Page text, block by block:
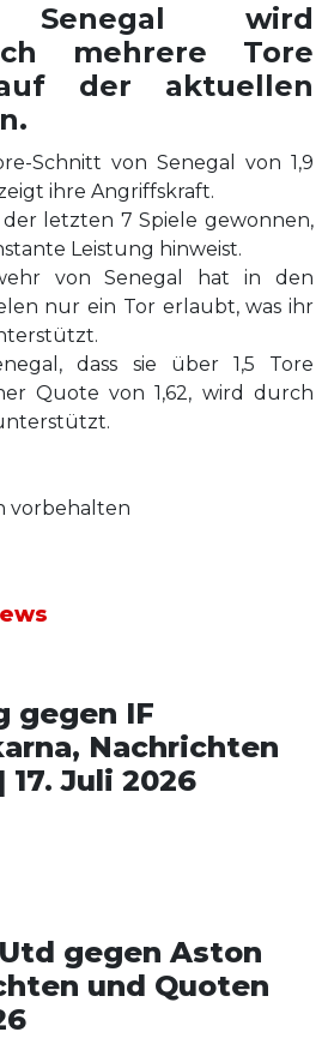
wird
mehrere Tore
der aktuellen
Schnitt von Senegal von 1,9
ihre Angriffskraft.
der letzten 7 Spiele gewonnen,
Leistung hinweist.
von Senegal hat in den
nur ein Tor erlaubt, was ihr
dass sie über 1,5 Tore
Quote von 1,62, wird durch
vorbehalten
gegen IF
Nachrichten
Juli 2026
gegen Aston
und Quoten